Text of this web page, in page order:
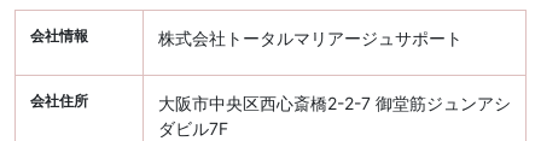
会社情報 株式会社トータルマリアージュサポート
会社住所
大阪市中央区西心斎橋2-2-7 御堂筋ジュンアシ
ダビル7F